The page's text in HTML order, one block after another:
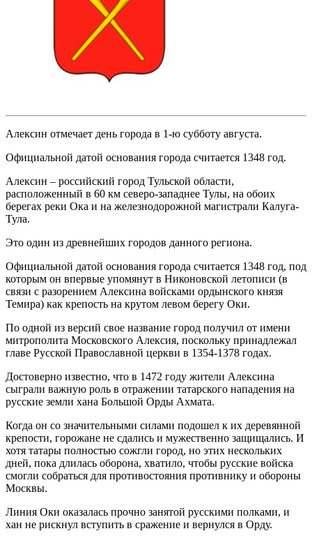
Алексин отмечает день города в 1-ю субботу августа.
Официальной датой основания города считается 1348 год.
Алексин – российский город Тульской области,
расположенный в 60 км северо-западнее Тулы, на обоих
берегах реки Ока и на железнодорожной магистрали Калуга-
Тула.
Это один из древнейших городов данного региона.
Официальной датой основания города считается 1348 год, под
которым он впервые упомянут в Никоновской летописи (в
связи с разорением Алексина войсками ордынского князя
Темира) как крепость на крутом левом берегу Оки.
По одной из версий свое название город получил от имени
митрополита Московского Алексия, поскольку принадлежал
главе Русской Православной церкви в 1354-1378 годах.
Достоверно известно, что в 1472 году жители Алексина
сыграли важную роль в отражении татарского нападения на
русские земли хана Большой Орды Ахмата.
Когда он со значительными силами подошел к их деревянной
крепости, горожане не сдались и мужественно защищались. И
хотя татары полностью сожгли город, но этих нескольких
дней, пока длилась оборона, хватило, чтобы русские войска
смогли собраться для противостояния противнику и обороны
Москвы.
Линия Оки оказалась прочно занятой русскими полками, и
хан не рискнул вступить в сражение и вернулся в Орду.